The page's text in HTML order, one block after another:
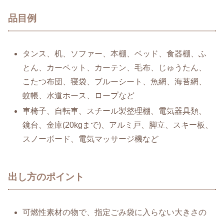
品目例
タンス、机、ソファー、本棚、ベッド、食器棚、ふ
とん、カーペット、カーテン、毛布、じゅうたん、
こたつ布団、寝袋、ブルーシート、魚網、海苔網、
蚊帳、水道ホース、ロープなど
車椅子、自転車、スチール製整理棚、電気器具類、
鏡台、金庫(20kgまで)、アルミ戸、脚立、スキー板、
スノーボード、電気マッサージ機など
出し方のポイント
可燃性素材の物で、指定ごみ袋に入らない大きさの